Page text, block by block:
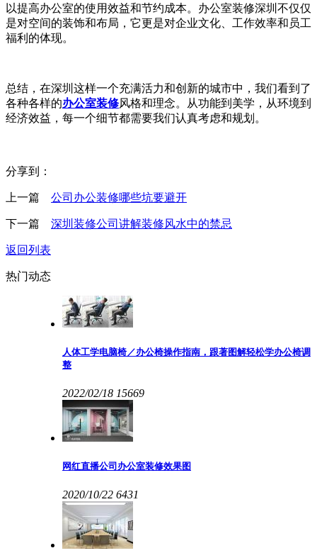
以提高办公室的使用效益和节约成本。办公室装修深圳不仅仅
是对空间的装饰和布局，它更是对企业文化、工作效率和员工
福利的体现。
总结，在深圳这样一个充满活力和创新的城市中，我们看到了
各种各样的办公室装修风格和理念。从功能到美学，从环境到
经济效益，每一个细节都需要我们认真考虑和规划。
分享到：
上一篇 公司办公装修哪些坑要避开
下一篇 深圳装修公司讲解装修风水中的禁忌
返回列表
热门动态
人体工学电脑椅／办公椅操作指南，跟著图解轻松学办公椅调
整
2022/02/18 15669
网红直播公司办公室装修效果图
2020/10/22 6431